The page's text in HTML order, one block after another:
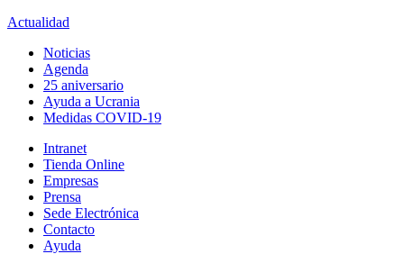
Actualidad
Noticias
Agenda
25 aniversario
Ayuda a Ucrania
Medidas COVID-19
Intranet
Tienda Online
Empresas
Prensa
Sede Electrónica
Contacto
Ayuda